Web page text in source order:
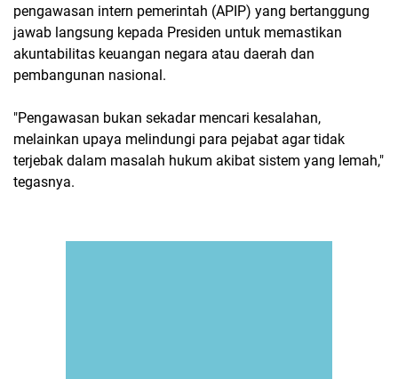
pengawasan intern pemerintah (APIP) yang bertanggung
jawab langsung kepada Presiden untuk memastikan
akuntabilitas keuangan negara atau daerah dan
pembangunan nasional.
"Pengawasan bukan sekadar mencari kesalahan,
melainkan upaya melindungi para pejabat agar tidak
terjebak dalam masalah hukum akibat sistem yang lemah,"
tegasnya.